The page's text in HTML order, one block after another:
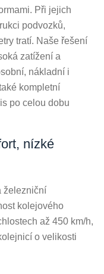
Při jejich
podvozků,
tratí. Naše řešení
zatížení a
nákladní i
kompletní
po celou dobu
nízké
železniční
kolejového
až 450 km/h,
o velikosti